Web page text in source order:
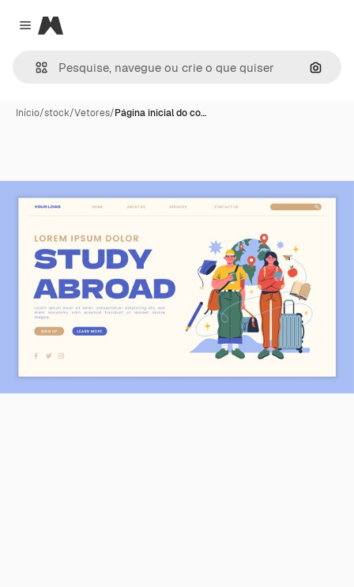
Close menu
Magnific
Início/stock/Vetores/Página inicial do co…